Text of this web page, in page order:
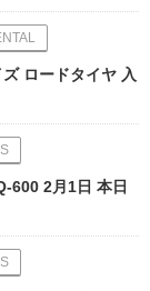
ロードタイヤ 入
600 2月1日 本日